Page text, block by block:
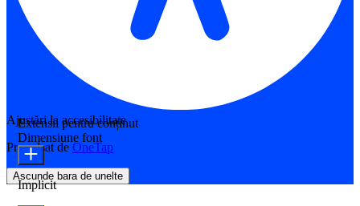
Ajustări la accesibilitate
Propulsat de OneTap
Ascunde bara de unelte
Extensii pentru conținut
Dimensiune font
Implicit